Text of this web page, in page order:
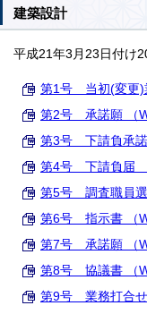
建築設計
平成21年3月23日付け
第1号 当初(変更)
第2号 承諾願 （
第3号 下請負承諾
第4号 下請負届
第5号 調査職員選
第6号 指示書 （
第7号 承諾願 （
第8号 協議書 （
第9号 業務打合せ